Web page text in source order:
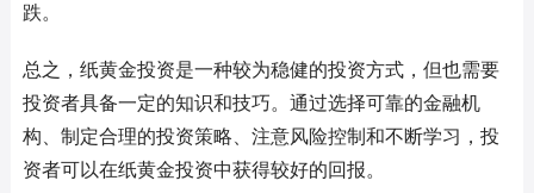
跌。
总之，纸黄金投资是一种较为稳健的投资方式，但也需要
投资者具备一定的知识和技巧。通过选择可靠的金融机
构、制定合理的投资策略、注意风险控制和不断学习，投
资者可以在纸黄金投资中获得较好的回报。